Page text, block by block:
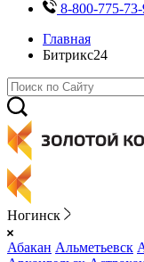
8-800-775-
Главная
Битрикс24
Ногинск
Абакан Альметьевск